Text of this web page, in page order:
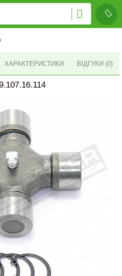
ХАРАКТЕРИСТИКИ ВІДГУКИ (0)